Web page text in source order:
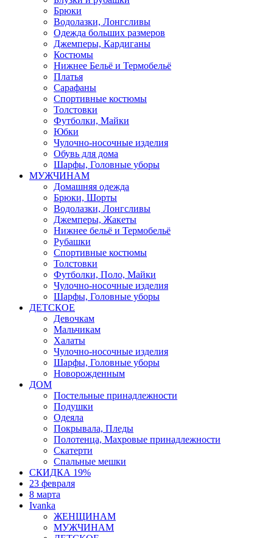
Брюки
Водолазки, Лонгсливы
Одежда больших размеров
Джемперы, Кардиганы
Костюмы
Нижнее Бельё и Термобельё
Платья
Сарафаны
Спортивные костюмы
Толстовки
Футболки, Майки
Юбки
Чулочно-носочные изделия
Обувь для дома
Шарфы, Головные уборы
МУЖЧИНАМ
Домашняя одежда
Брюки, Шорты
Водолазки, Лонгсливы
Джемперы, Жакеты
Нижнее бельё и Термобельё
Рубашки
Спортивные костюмы
Толстовки
Футболки, Поло, Майки
Чулочно-носочные изделия
Шарфы, Головные уборы
ДЕТСКОЕ
Девочкам
Мальчикам
Халаты
Чулочно-носочные изделия
Шарфы, Головные уборы
Новорожденным
ДОМ
Постельные принадлежности
Подушки
Одеяла
Покрывала, Пледы
Полотенца, Махровые принадлежности
Скатерти
Спальные мешки
СКИДКА 19%
23 февраля
8 марта
Ivanka
ЖЕНЩИНАМ
МУЖЧИНАМ